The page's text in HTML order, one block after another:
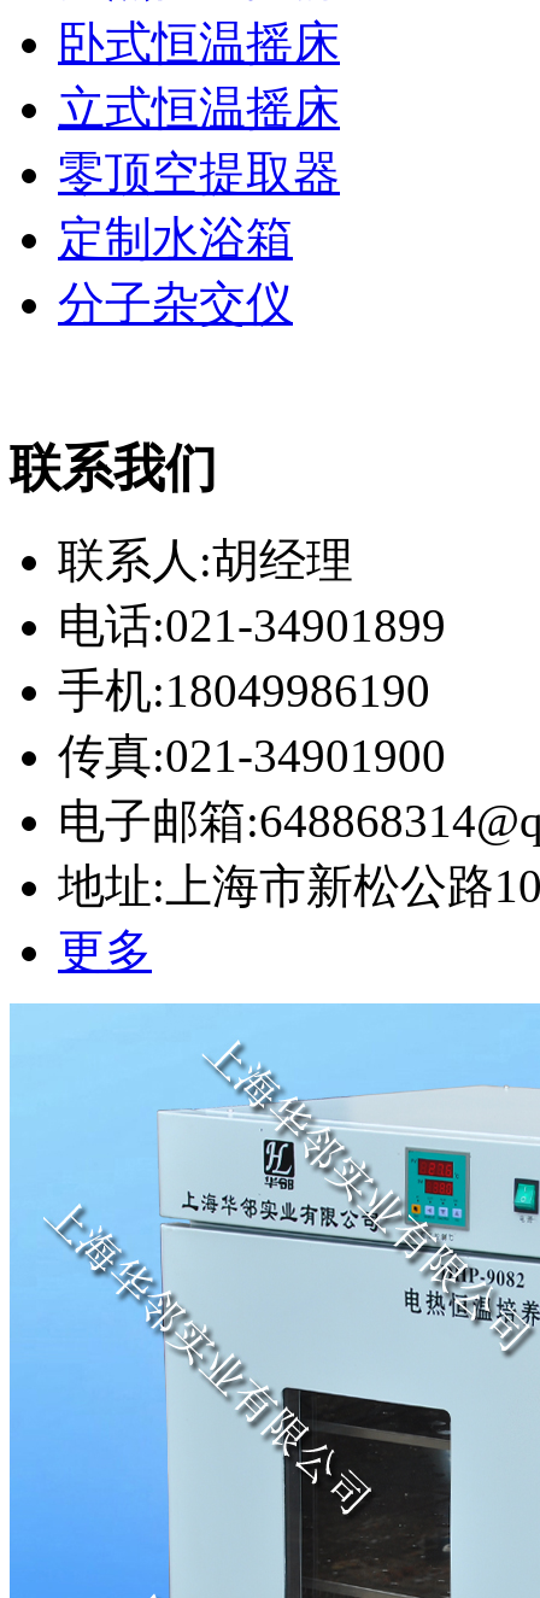
卧式恒温摇床
立式恒温摇床
零顶空提取器
定制水浴箱
分子杂交仪
联系我们
联系人:胡经理
电话:021-34901899
手机:18049986190
传真:021-34901900
电子邮箱
地址:上海市新松公路
更多